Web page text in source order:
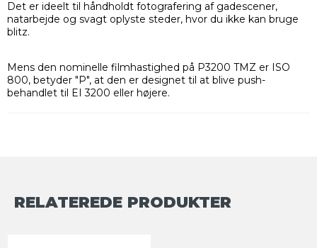
Det er ideelt til håndholdt fotografering af gadescener,
natarbejde og svagt oplyste steder, hvor du ikke kan bruge
blitz.
Mens den nominelle filmhastighed på P3200 TMZ er ISO
800, betyder "P", at den er designet til at blive push-
behandlet til EI 3200 eller højere.
RELATEREDE PRODUKTER